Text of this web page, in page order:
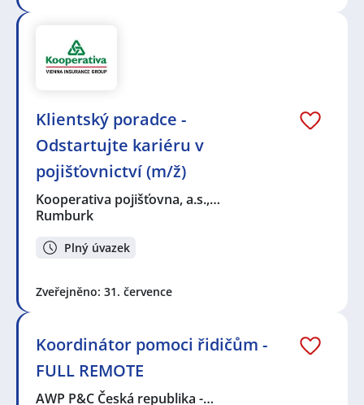
Klientský poradce -
Odstartujte kariéru v
pojišťovnictví (m/ž)
Kooperativa pojišťovna, a.s.,…
Rumburk
Plný úvazek
Zveřejněno: 31. července
Koordinátor pomoci řidičům -
FULL REMOTE
AWP P&C Česká republika -…